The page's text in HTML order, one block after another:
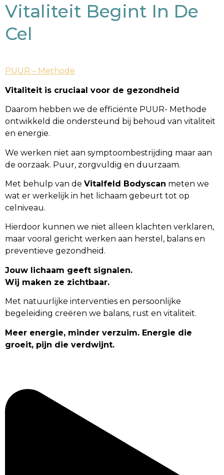
Vitaliteit Begint In De
Cel
PUUR – Methode
Vitaliteit is cruciaal voor de gezondheid
Daarom hebben we de efficiënte PUUR- Methode
ontwikkeld die ondersteund bij behoud van vitaliteit
en energie.
We werken niet aan symptoombestrijding maar aan
de oorzaak. Puur, zorgvuldig en duurzaam.
Met behulp van de Vitalfeld Bodyscan meten we
wat er werkelijk in het lichaam gebeurt tot op
celniveau.
Hierdoor kunnen we niet alleen klachten verklaren,
maar vooral gericht werken aan herstel, balans en
preventieve gezondheid.
Jouw lichaam geeft signalen.
Wij maken ze zichtbaar.
Met natuurlijke interventies en persoonlijke
begeleiding creëren we balans, rust en vitaliteit.
Meer energie, minder verzuim. Energie die
groeit, pijn die verdwijnt.